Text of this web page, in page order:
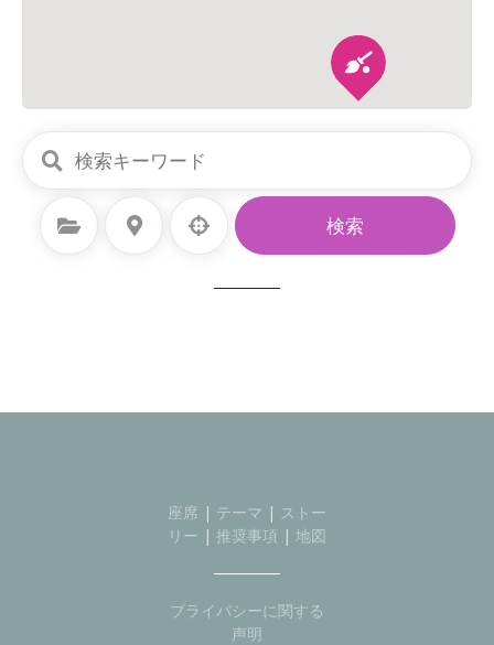
カテゴリーを選択 検索
座席 | テーマ | ストー
リー | 推奨事項 | 地図
プライバシーに関する
声明